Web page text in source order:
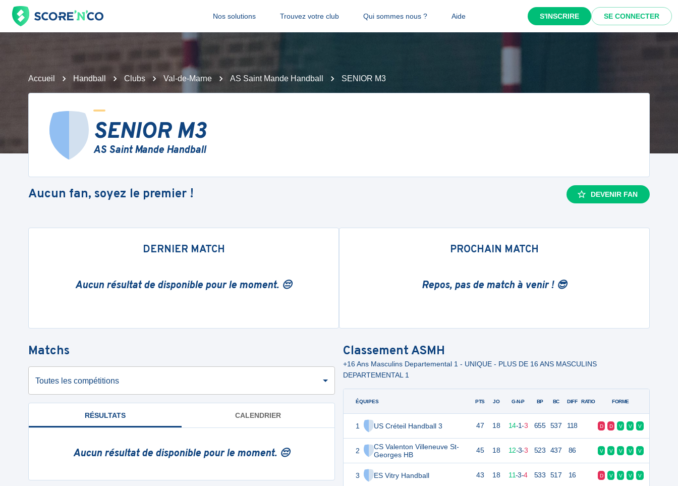
Nos solutions Trouvez votre club Qui sommes nous ? Aide S'INSCRIRE SE CONNECTER
Accueil Handball Clubs Val-de-Marne AS Saint Mande Handball SENIOR M3
SENIOR M3
AS Saint Mande Handball
Aucun fan, soyez le premier ! DEVENIR FAN
DERNIER MATCH
Aucun résultat de disponible pour le moment. 😔
PROCHAIN MATCH
Repos, pas de match à venir ! 😎
Matchs
Toutes les compétitions
RÉSULTATS CALENDRIER
Aucun résultat de disponible pour le moment. 😔
Classement ASMH
+16 Ans Masculins Departemental 1 - UNIQUE - PLUS DE 16 ANS MASCULINS
DEPARTEMENTAL 1
ÉQUIPES
1 US Créteil Handball 3
2
CS Valenton Villeneuve St-
Georges HB
3 ES Vitry Handball
PTS JO G-N-P BP BC DIFF RATIO FORME
47 18 14-1-3 655 537 118 D D V V V
45 18 12-3-3 523 437 86 V V V V V
43 18 11-3-4 533 517 16 D V V V V